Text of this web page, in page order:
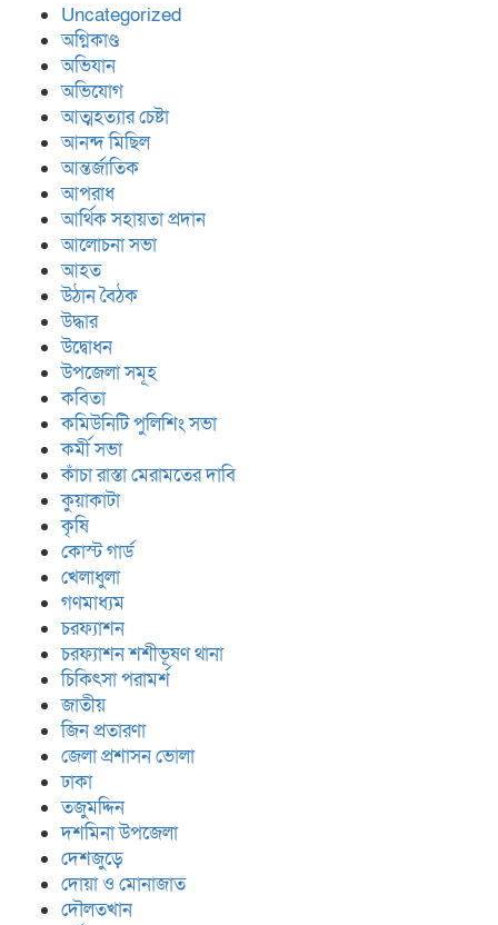
Uncategorized
অগ্নিকাণ্ড
অভিযান
অভিযোগ
আত্মহত্যার চেষ্টা
আনন্দ মিছিল
আন্তর্জাতিক
আপরাধ
আর্থিক সহায়তা প্রদান
আলোচনা সভা
আহত
উঠান বৈঠক
উদ্ধার
উদ্বোধন
উপজেলা সমূহ
কবিতা
কমিউনিটি পুলিশিং সভা
কর্মী সভা
কাঁচা রাস্তা মেরামতের দাবি
কুয়াকাটা
কৃষি
কোস্ট গার্ড
খেলাধুলা
গণমাধ্যম
চরফ্যাশন
চরফ্যাশন শশীভূষণ থানা
চিকিৎসা পরামর্শ
জাতীয়
জিন প্রতারণা
জেলা প্রশাসন ভোলা
ঢাকা
তজুমদ্দিন
দশমিনা উপজেলা
দেশজুড়ে
দোয়া ও মোনাজাত
দৌলতখান